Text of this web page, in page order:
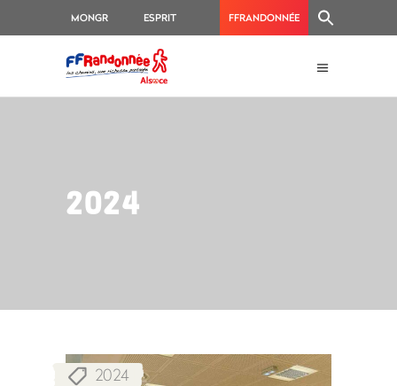
MONGR ESPRIT
RANDO
FFRANDONNÉE
2024
2024